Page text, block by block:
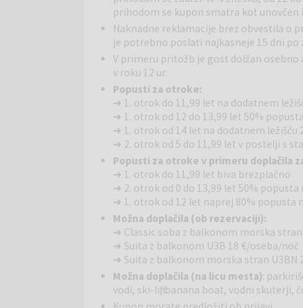
Economy soba: Soba je velika okoli 18 m2. Ima
dodatno ležišče, ter kopalnico s tuš kabino.
Bazeni: Na voljo je velik zunanji sladkovodni
nahaja še otroški sladkovodni bazen. Približno
ležalniki, senčniki, prhami in bari.
Restavracije in bari : Gostje imajo dostop do
vključuje tematske večere (v sezoni). Na voljo je
Storitve za otroke: Zabavo jemljemo resno!
svoj čas ter doživite nove in nepozabne
domov. Programi za otroke vključujejo Pepi club
večerni program za otroke.
Športne storitve : V sklopu hotela oziroma v
vodna aerobika in športni turnirji (odbojka na
balinanje, odbojka, smučanje na vodi, jadranje,
potapljanje, jahanje, squash.
Okolica : Hotel se nahaja v mirnem delu Zelene
prihodom se kupon smatra kot unovčen
Naknadne reklamacije brez obvestila o
je potrebno poslati najkasneje 15 dni po
V primeru pritožb je gost dolžan
v roku 12 ur.
Popusti za otroke:
➜ 1. otrok do 11,99 let na dodatnem
➜ 1. otrok od 12 do 13,99 let 50%
➜ 1. otrok od 14 let na dodatnem ležišču
➜ 2. otrok od 5 do 11,99 let v postelji s
Popusti za otroke v primeru doplačila
➜ 1. otrok do 11,99 let biva brezplačno
➜ 2. otrok od 0 do 13,99 let 50% popusta
➜ 1. otrok od 12 let naprej 80% popusta
Možna doplačila (ob rezervaciji):
➜ Classic soba z balkonom morska stran
➜ Suita z balkonom U3B 18 €/oseba/noč
➜ Suita z balkonom morska stran U3BN
Možna doplačila (na licu mesta):
vodi, ski-lift, banana boat, vodni skuterji,